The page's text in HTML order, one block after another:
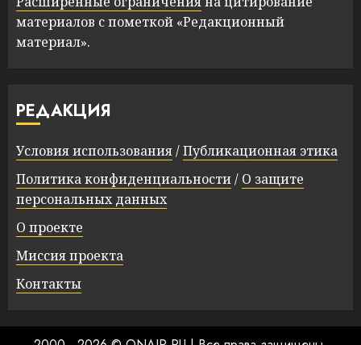
материалов с пометкой «Редакционный
материал».
РЕДАКЦИЯ
Условия использования/Публикационная этика
Политика конфиденциальности/ О защите
персональных данных
О проекте
Миссия проекта
Контакты